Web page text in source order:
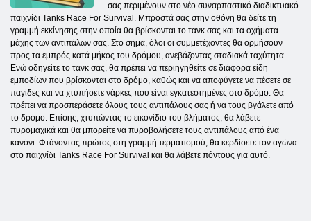
σας περιμένουν στο νέο συναρπαστικό διαδικτυακό
παιχνίδι Tanks Race For Survival. Μπροστά σας στην οθόνη θα δείτε τη
γραμμή εκκίνησης στην οποία θα βρίσκονται το τανκ σας και τα οχήματα
μάχης των αντιπάλων σας. Στο σήμα, όλοι οι συμμετέχοντες θα ορμήσουν
προς τα εμπρός κατά μήκος του δρόμου, ανεβάζοντας σταδιακά ταχύτητα.
Ενώ οδηγείτε το τανκ σας, θα πρέπει να περιηγηθείτε σε διάφορα είδη
εμποδίων που βρίσκονται στο δρόμο, καθώς και να αποφύγετε να πέσετε σε
παγίδες και να χτυπήσετε νάρκες που είναι εγκατεστημένες στο δρόμο. Θα
πρέπει να προσπεράσετε όλους τους αντιπάλους σας ή να τους βγάλετε από
το δρόμο. Επίσης, χτυπώντας το εικονίδιο του βλήματος, θα λάβετε
πυρομαχικά και θα μπορείτε να πυροβολήσετε τους αντιπάλους από ένα
κανόνι. Φτάνοντας πρώτος στη γραμμή τερματισμού, θα κερδίσετε τον αγώνα
στο παιχνίδι Tanks Race For Survival και θα λάβετε πόντους για αυτό.